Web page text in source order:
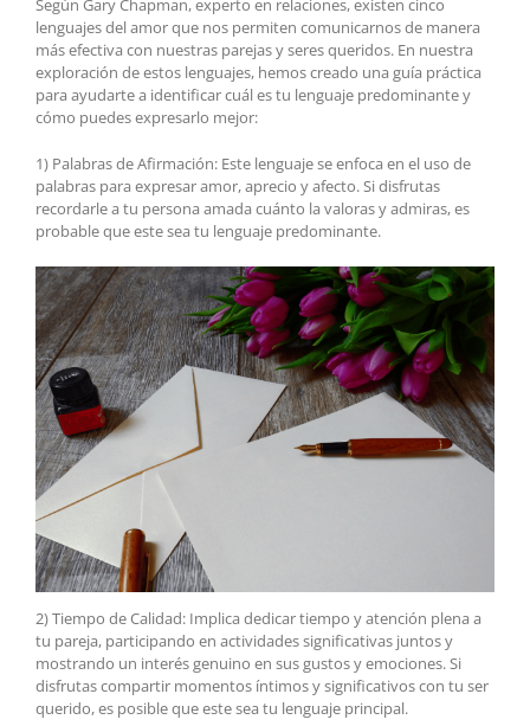
Según Gary Chapman, experto en relaciones, existen cinco
lenguajes del amor que nos permiten comunicarnos de manera
más efectiva con nuestras parejas y seres queridos. En nuestra
exploración de estos lenguajes, hemos creado una guía práctica
para ayudarte a identificar cuál es tu lenguaje predominante y
cómo puedes expresarlo mejor:
1) Palabras de Afirmación: Este lenguaje se enfoca en el uso de
palabras para expresar amor, aprecio y afecto. Si disfrutas
recordarle a tu persona amada cuánto la valoras y admiras, es
probable que este sea tu lenguaje predominante.
2) Tiempo de Calidad: Implica dedicar tiempo y atención plena a
tu pareja, participando en actividades significativas juntos y
mostrando un interés genuino en sus gustos y emociones. Si
disfrutas compartir momentos íntimos y significativos con tu ser
querido, es posible que este sea tu lenguaje principal.